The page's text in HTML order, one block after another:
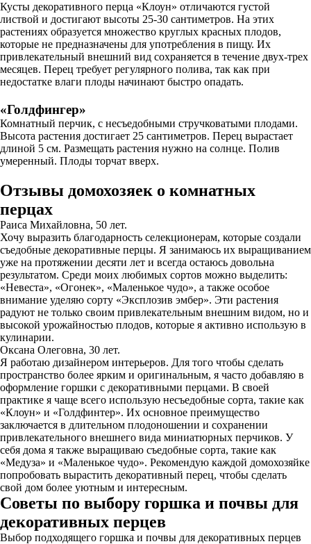
Кусты декоративного перца «Клоун» отличаются густой
листвой и достигают высоты 25-30 сантиметров. На этих
растениях образуется множество круглых красных плодов,
которые не предназначены для употребления в пищу. Их
привлекательный внешний вид сохраняется в течение двух-трех
месяцев. Перец требует регулярного полива, так как при
недостатке влаги плоды начинают быстро опадать.
«Голдфингер»
Комнатный перчик, с несъедобными стручковатыми плодами.
Высота растения достигает 25 сантиметров. Перец вырастает
длиной 5 см. Размещать растения нужно на солнце. Полив
умеренный. Плоды торчат вверх.
Отзывы домохозяек о комнатных
перцах
Раиса Михайловна, 50 лет.
Хочу выразить благодарность селекционерам, которые создали
съедобные декоративные перцы. Я занимаюсь их выращиванием
уже на протяжении десяти лет и всегда остаюсь довольна
результатом. Среди моих любимых сортов можно выделить:
«Невеста», «Огонек», «Маленькое чудо», а также особое
внимание уделяю сорту «Эксплозив эмбер». Эти растения
радуют не только своим привлекательным внешним видом, но и
высокой урожайностью плодов, которые я активно использую в
кулинарии.
Оксана Олеговна, 30 лет.
Я работаю дизайнером интерьеров. Для того чтобы сделать
пространство более ярким и оригинальным, я часто добавляю в
оформление горшки с декоративными перцами. В своей
практике я чаще всего использую несъедобные сорта, такие как
«Клоун» и «Голдфинтер». Их основное преимущество
заключается в длительном плодоношении и сохранении
привлекательного внешнего вида миниатюрных перчиков. У
себя дома я также выращиваю съедобные сорта, такие как
«Медуза» и «Маленькое чудо». Рекомендую каждой домохозяйке
попробовать вырастить декоративный перец, чтобы сделать
свой дом более уютным и интересным.
Советы по выбору горшка и почвы для
декоративных перцев
Выбор подходящего горшка и почвы для декоративных перцев